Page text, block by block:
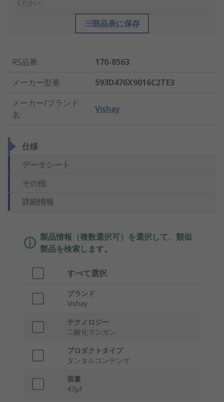
ください。
部品表に保存
RS品番:
170-8563
メーカー型番:
593D476X9016C2TE3
メーカー/ブランド
名:
Vishay
仕様
データシート
その他
詳細情報
製品情報（複数選択可）を選択して、類似
製品を検索します。
すべて選択
ブランド
Vishay
テクノロジー
二酸化マンガン
プロダクトタイプ
タンタルコンデンサ
容量
47μF